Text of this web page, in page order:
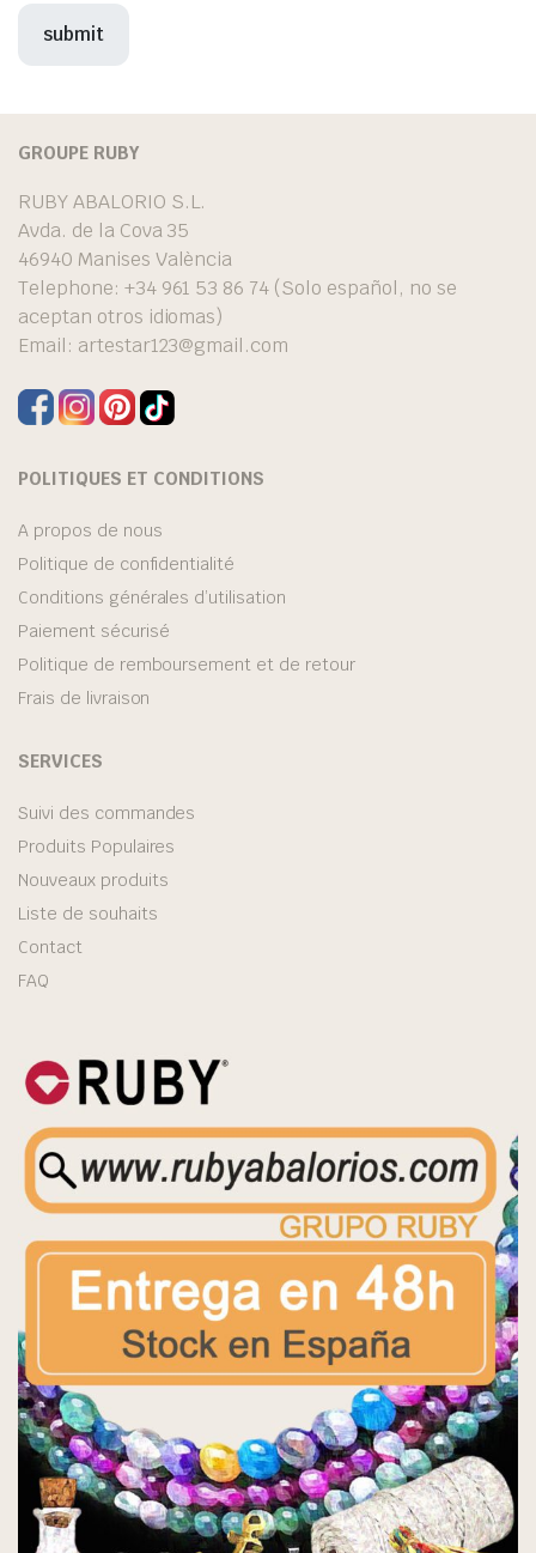
GROUPE RUBY
RUBY ABALORIO S.L.
Avda. de la Cova 35
46940 Manises València
Telephone: +34 961 53 86 74 (Solo español, no se
aceptan otros idiomas)
Email: artestar123@gmail.com
POLITIQUES ET CONDITIONS
A propos de nous
Politique de confidentialité
Conditions générales d’utilisation
Paiement sécurisé
Politique de remboursement et de retour
Frais de livraison
SERVICES
Suivi des commandes
Produits Populaires
Nouveaux produits
Liste de souhaits
Contact
FAQ